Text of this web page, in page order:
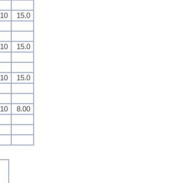
10
15.0
10
15.0
10
15.0
10
8.00